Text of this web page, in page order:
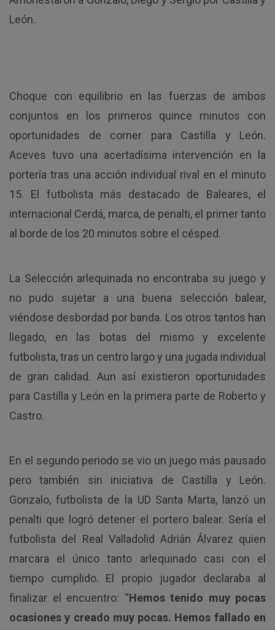
León.
Choque con equilibrio en las fuerzas de ambos
conjuntos en los primeros quince minutos con
oportunidades de corner para Castilla y León.
Aceves tuvo una acertadísima intervención en la
portería tras una acción individual rival en el minuto
15. El futbolista más destacado de Baleares, el
internacional Cerdá, marca, de penalti, el primer tanto
al borde de los 20 minutos sobre el césped.
La Selección arlequinada no encontraba su juego y
no pudo sujetar a una buena selección balear,
viéndose desbordad por banda. Los otros tantos han
llegado, en las botas del mismo y excelente
futbolista, tras un centro largo y una jugada individual
de gran calidad. Aun así existieron oportunidades
para Castilla y León en la primera parte de Roberto y
Castro.
En el segundo periodo se vio un juego más pausado
pero también sin iniciativa de Castilla y León.
Gonzalo, futbolista de la UD Santa Marta, lanzó un
penalti que logró detener el portero balear. Sería el
futbolista del Real Valladolid Adrián Álvarez quien
marcara el único tanto arlequinado casi con el
tiempo cumplido. El propio jugador declaraba al
finalizar el encuentro: “Hemos tenido muy pocas
ocasiones y creado muy pocas. Hemos fallado en